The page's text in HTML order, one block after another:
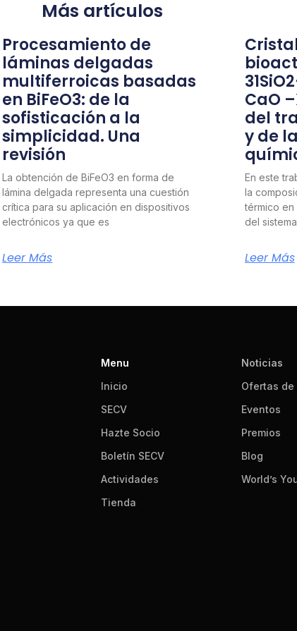
Más artículos
Procesamiento de
láminas delgadas
multiferroicas basadas
en BiFeO3: de la
sofisticación a la
simplicidad. Una
revisión
La obtención de BiFeO3 en forma de
lámina delgada representa una cuestión
crítica para su aplicación en dispositivos
electrónicos ya que es
Leer Más
CaO
del
y de
En este
la
térmico
del sistema
Leer Más
Menu
Inicio
SECV
Hazte Socio
Boletín SECV
Actividades
Tienda
Noticias
Ofertas de
Eventos
Premios
Blog
World’s